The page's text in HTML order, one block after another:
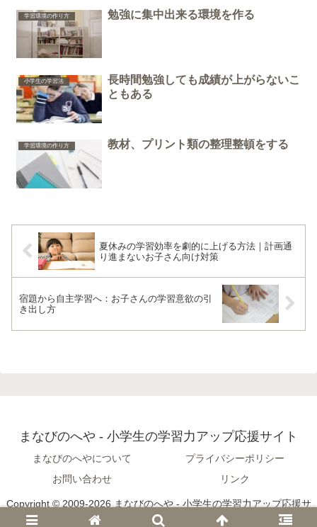
学習環境の作り方 勉強に集中出来る環境を作る
小学生の学習法
長時間勉強しても成績が上がらないこ
ともある
学習環境の作り方 教材、プリント類の整理整頓をする
夏休みの学習効率を劇的に上げる方法｜計画通
り進まないお子さん向け対策
宿題から自主学習へ：お子さんの学習意欲の引
き出し方
まなびのへや - 小学生の学習力アップ応援サイト
まなびのへやについて
プライバシーポリシー
お問い合わせ
リンク
Copyright © 2009-2026 まなびのへや - 小学生の学習力アップ応援サ
イト All Rights Reserved.